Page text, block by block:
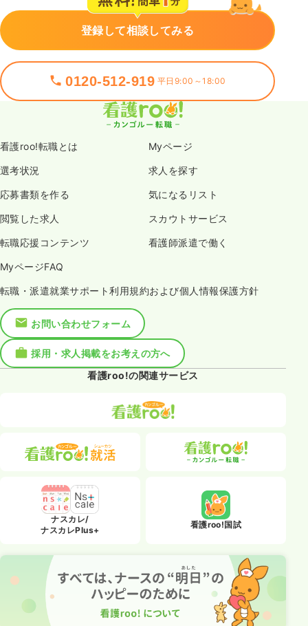
登録して相談してみる
0120-512-919 平日9:00～18:00
看護roo!転職とは Myページ
選考状況 求人を探す
応募書類を作る 気になるリスト
閲覧した求人 スカウトサービス
転職応援コンテンツ 看護師派遣で働く
MyページFAQ
転職・派遣就業サポート利用規約および個人情報保護方針
お問い合わせフォーム
採用・求人掲載をお考えの方へ
看護roo!の関連サービス
ナスカレ/
ナスカレPlus+
看護roo!国試